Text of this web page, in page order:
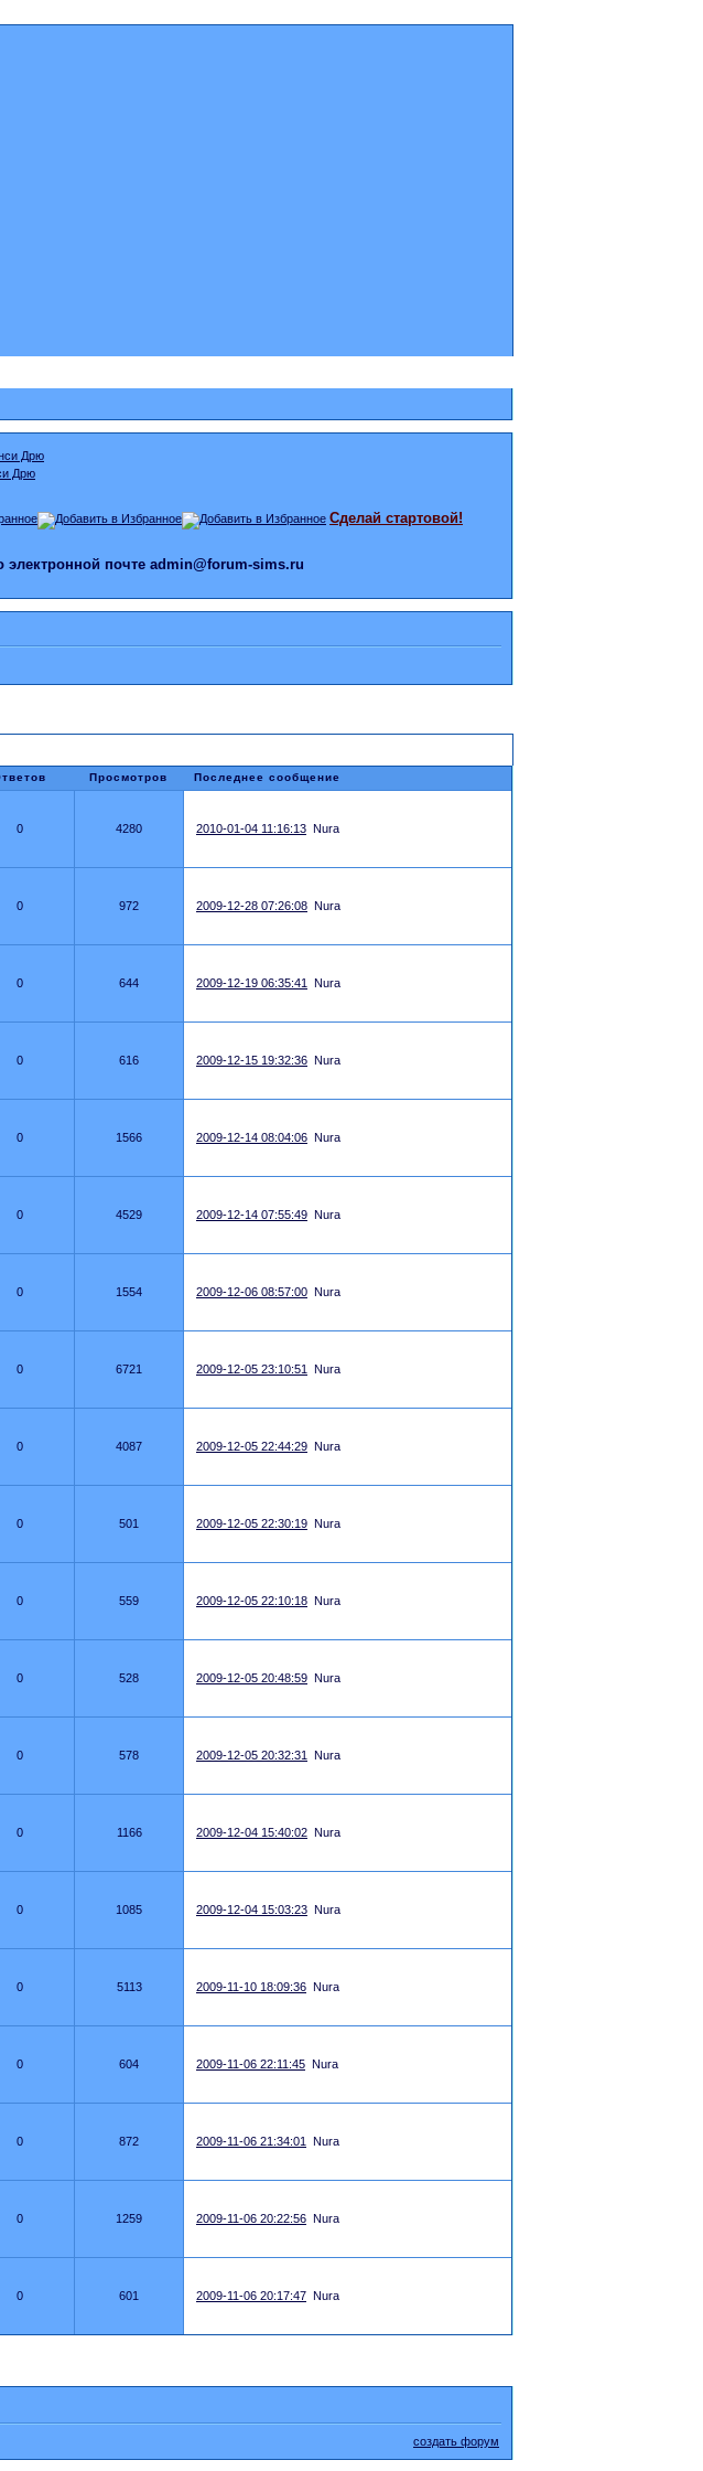
Дрю
Сделай стартовой!
электронной почте admin@forum-sims.ru
Просмотров Последнее сообщение
0
4280 2010-01-04 11:16:13 Nura
0
972 2009-12-28 07:26:08 Nura
0
644 2009-12-19 06:35:41 Nura
0
616 2009-12-15 19:32:36 Nura
0
1566 2009-12-14 08:04:06 Nura
0
4529 2009-12-14 07:55:49 Nura
0
1554 2009-12-06 08:57:00 Nura
0
6721 2009-12-05 23:10:51 Nura
0
4087 2009-12-05 22:44:29 Nura
0
501 2009-12-05 22:30:19 Nura
0
559 2009-12-05 22:10:18 Nura
0
528 2009-12-05 20:48:59 Nura
0
578 2009-12-05 20:32:31 Nura
0
1166 2009-12-04 15:40:02 Nura
0
1085 2009-12-04 15:03:23 Nura
0
5113 2009-11-10 18:09:36 Nura
0
604 2009-11-06 22:11:45 Nura
0
872 2009-11-06 21:34:01 Nura
0
1259 2009-11-06 20:22:56 Nura
0
601 2009-11-06 20:17:47 Nura
создать форум